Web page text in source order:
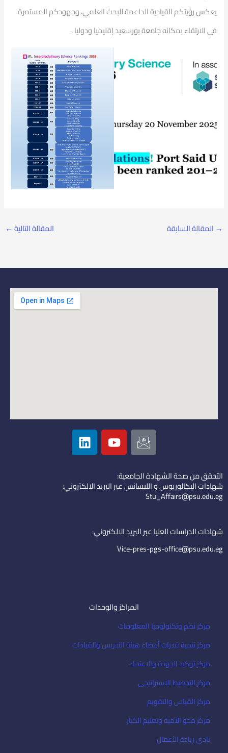
يعكس رؤيتكم القيادية الداعمة للبحث العلمي، وجهودكم المستمرة
في الارتقاء بمكانه جامعة بورسعيد إقليميا ودوليا .
→ المقالة السابقة المقالة التالية ←
I
c
o
n
-
e
i
l
Y
o
u
u
b
L
i
n
e
d
التحقق من صحة الشهادة الجامعية:
شهادات البكالوريوس و الليسانس عبر البريد الالكتروني:
Stu_Affairs@psu.edu.eg
شهادات الدراسات العليا عبر البريد الالكتروني:
Vice-pres-pgs-office@psu.edu.eg
المراكز والوحدات
مركز نظم وتكنولوجيا المعلومات
مركز تنمية قدرات أعضاء هيئة التدريس والقيادات
مركز توكيد الجودة والاعتماد
مركز التخطيط الاستراتيجى
مركز القياس والتقويم
مركز محو الأمية وتعليم الكبار
نادى ريادة الأعمال